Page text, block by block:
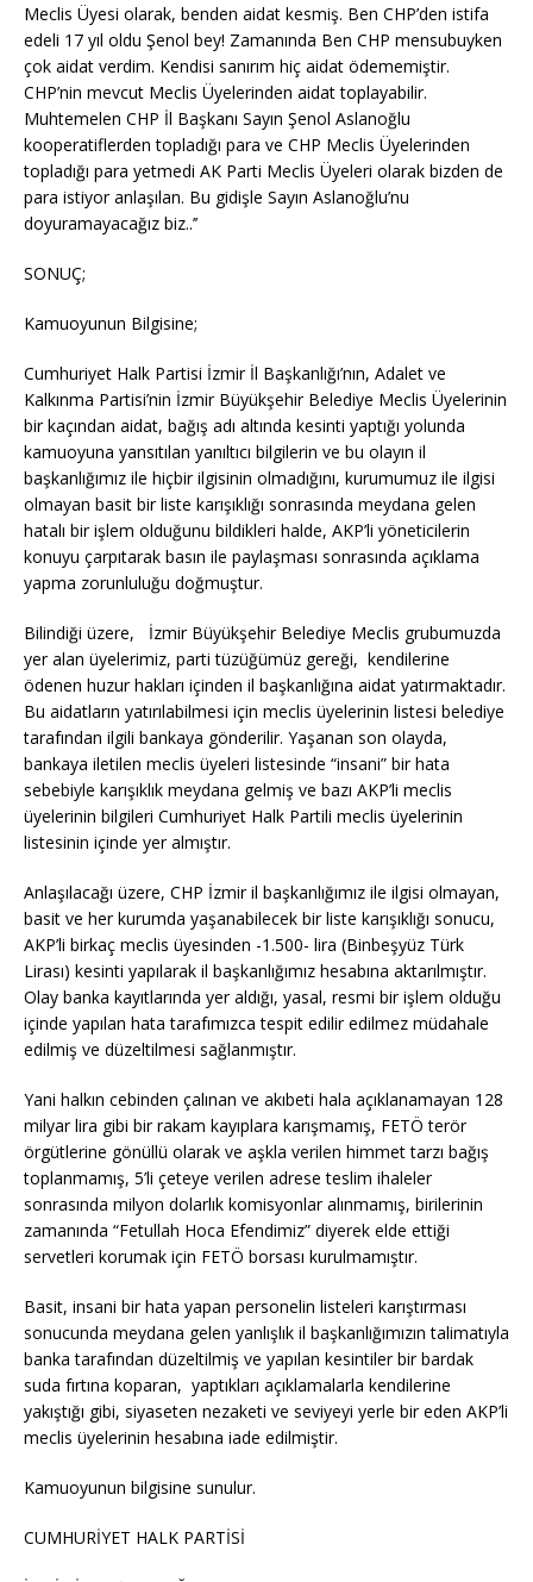
Meclis Üyesi olarak, benden aidat kesmiş. Ben CHP’den istifa
edeli 17 yıl oldu Şenol bey! Zamanında Ben CHP mensubuyken
çok aidat verdim. Kendisi sanırım hiç aidat ödememiştir.
CHP’nin mevcut Meclis Üyelerinden aidat toplayabilir.
Muhtemelen CHP İl Başkanı Sayın Şenol Aslanoğlu
kooperatiflerden topladığı para ve CHP Meclis Üyelerinden
topladığı para yetmedi AK Parti Meclis Üyeleri olarak bizden de
para istiyor anlaşılan. Bu gidişle Sayın Aslanoğlu’nu
doyuramayacağız biz..’’
SONUÇ;
Kamuoyunun Bilgisine;
Cumhuriyet Halk Partisi İzmir İl Başkanlığı’nın, Adalet ve
Kalkınma Partisi’nin İzmir Büyükşehir Belediye Meclis Üyelerinin
bir kaçından aidat, bağış adı altında kesinti yaptığı yolunda
kamuoyuna yansıtılan yanıltıcı bilgilerin ve bu olayın il
başkanlığımız ile hiçbir ilgisinin olmadığını, kurumumuz ile ilgisi
olmayan basit bir liste karışıklığı sonrasında meydana gelen
hatalı bir işlem olduğunu bildikleri halde, AKP’li yöneticilerin
konuyu çarpıtarak basın ile paylaşması sonrasında açıklama
yapma zorunluluğu doğmuştur.
Bilindiği üzere, İzmir Büyükşehir Belediye Meclis grubumuzda
yer alan üyelerimiz, parti tüzüğümüz gereği, kendilerine
ödenen huzur hakları içinden il başkanlığına aidat yatırmaktadır.
Bu aidatların yatırılabilmesi için meclis üyelerinin listesi belediye
tarafından ilgili bankaya gönderilir. Yaşanan son olayda,
bankaya iletilen meclis üyeleri listesinde “insani” bir hata
sebebiyle karışıklık meydana gelmiş ve bazı AKP’li meclis
üyelerinin bilgileri Cumhuriyet Halk Partili meclis üyelerinin
listesinin içinde yer almıştır.
Anlaşılacağı üzere, CHP İzmir il başkanlığımız ile ilgisi olmayan,
basit ve her kurumda yaşanabilecek bir liste karışıklığı sonucu,
AKP’li birkaç meclis üyesinden -1.500- lira (Binbeşyüz Türk
Lirası) kesinti yapılarak il başkanlığımız hesabına aktarılmıştır.
Olay banka kayıtlarında yer aldığı, yasal, resmi bir işlem olduğu
içinde yapılan hata tarafımızca tespit edilir edilmez müdahale
edilmiş ve düzeltilmesi sağlanmıştır.
Yani halkın cebinden çalınan ve akıbeti hala açıklanamayan 128
milyar lira gibi bir rakam kayıplara karışmamış, FETÖ terör
örgütlerine gönüllü olarak ve aşkla verilen himmet tarzı bağış
toplanmamış, 5’li çeteye verilen adrese teslim ihaleler
sonrasında milyon dolarlık komisyonlar alınmamış, birilerinin
zamanında “Fetullah Hoca Efendimiz” diyerek elde ettiği
servetleri korumak için FETÖ borsası kurulmamıştır.
Basit, insani bir hata yapan personelin listeleri karıştırması
sonucunda meydana gelen yanlışlık il başkanlığımızın talimatıyla
banka tarafından düzeltilmiş ve yapılan kesintiler bir bardak
suda fırtına koparan, yaptıkları açıklamalarla kendilerine
yakıştığı gibi, siyaseten nezaketi ve seviyeyi yerle bir eden AKP’li
meclis üyelerinin hesabına iade edilmiştir.
Kamuoyunun bilgisine sunulur.
CUMHURİYET HALK PARTİSİ